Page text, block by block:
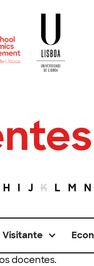
H I J K L M N
Visitante
docentes.